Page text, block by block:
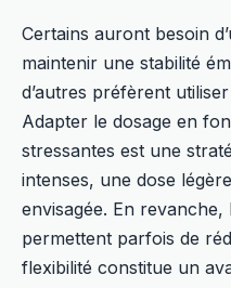
Certains auront besoin
maintenir une stabilité
d’autres préfèrent
Adapter le dosage en
stressantes est une
intenses, une dose
envisagée. En revanche,
permettent parfois de
flexibilité constitue un